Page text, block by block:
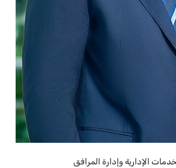
الإدارية وإدارة المرافق